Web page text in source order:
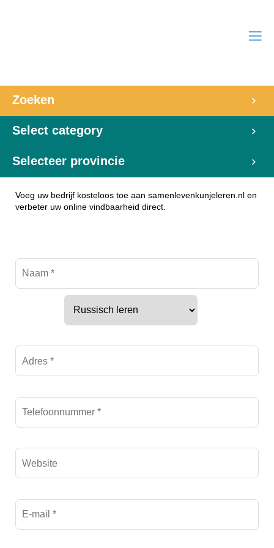
Zoeken
Select category
Selecteer provincie
Voeg uw bedrijf kosteloos toe aan samenlevenkunjeleren.nl en
verbeter uw online vindbaarheid direct.